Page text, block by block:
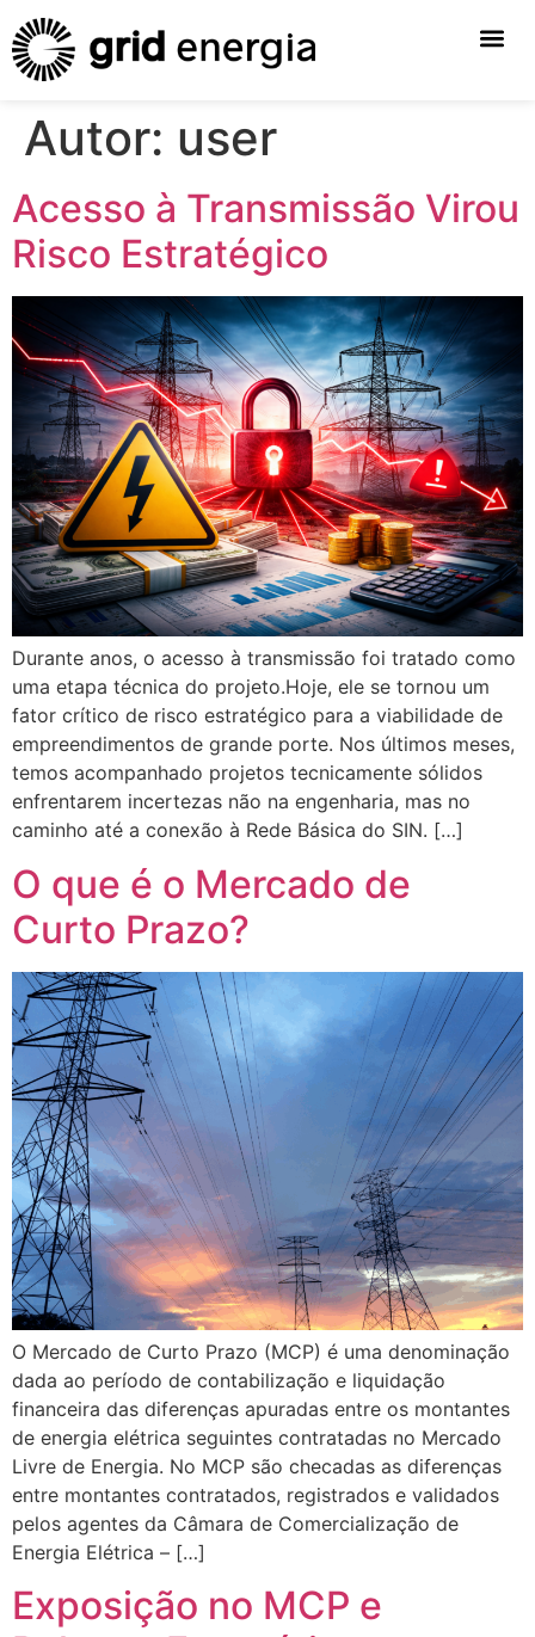
Autor: user
Acesso à Transmissão Virou
Risco Estratégico
Durante anos, o acesso à transmissão foi tratado como
uma etapa técnica do projeto.Hoje, ele se tornou um
fator crítico de risco estratégico para a viabilidade de
empreendimentos de grande porte. Nos últimos meses,
temos acompanhado projetos tecnicamente sólidos
enfrentarem incertezas não na engenharia, mas no
caminho até a conexão à Rede Básica do SIN. […]
O que é o Mercado de
Curto Prazo?
O Mercado de Curto Prazo (MCP) é uma denominação
dada ao período de contabilização e liquidação
financeira das diferenças apuradas entre os montantes
de energia elétrica seguintes contratadas no Mercado
Livre de Energia. No MCP são checadas as diferenças
entre montantes contratados, registrados e validados
pelos agentes da Câmara de Comercialização de
Energia Elétrica – […]
Exposição no MCP e